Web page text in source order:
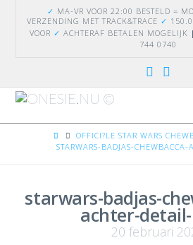
✓ MA-VR VOOR 22:00 BESTELD =
VERZENDING MET TRACK&TRACE ✓
VOOR ✓ ACHTERAF BETALEN MOGELIJK |
744 0740
HOMEOFFICI?LE STAR WARS
STARWARS-BADJAS-CHEWBACCA-
starwars-badjas-
achter-detail-
20 februari